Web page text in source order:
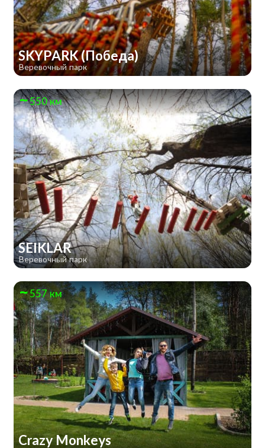
SKYPARK (Победа)
Веревочный парк
550 км
SEIKLAR
Веревочный парк
557 км
Crazy Monkeys